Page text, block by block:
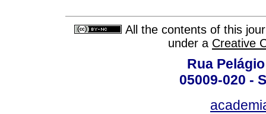
All the contents of this
under a Creative
Rua
05009-020 -